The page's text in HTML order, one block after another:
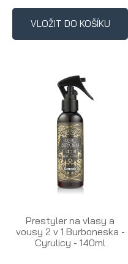
VLOŽIT DO KOŠÍKU
Prestyler na vlasy a
vousy 2 v 1 Burboneska -
Cyrulicy - 140ml